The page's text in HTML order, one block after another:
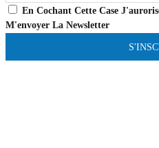
En Cochant Cette Case
M'envoyer La Newsletter